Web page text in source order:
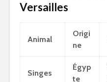
Versailles
Animal
Origi
ne
Singes
Égyp
te